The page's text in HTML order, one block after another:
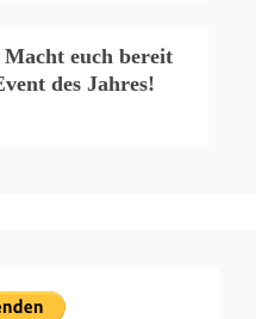
Macht euch bereit
des Jahres!